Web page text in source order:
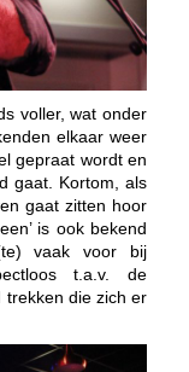
voller, wat onder
elkaar weer
gepraat wordt en
gaat. Kortom, als
gaat zitten hoor
is ook bekend
vaak voor bij
t.a.v. de
trekken die zich er